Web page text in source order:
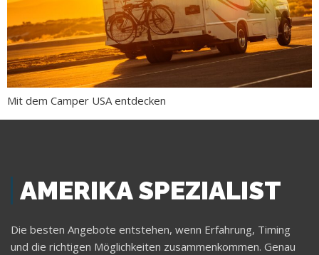
Mit dem Camper USA entdecken
AMERIKA SPEZIALIST
Die besten Angebote entstehen, wenn Erfahrung, Timing
und die richtigen Möglichkeiten zusammenkommen. Genau